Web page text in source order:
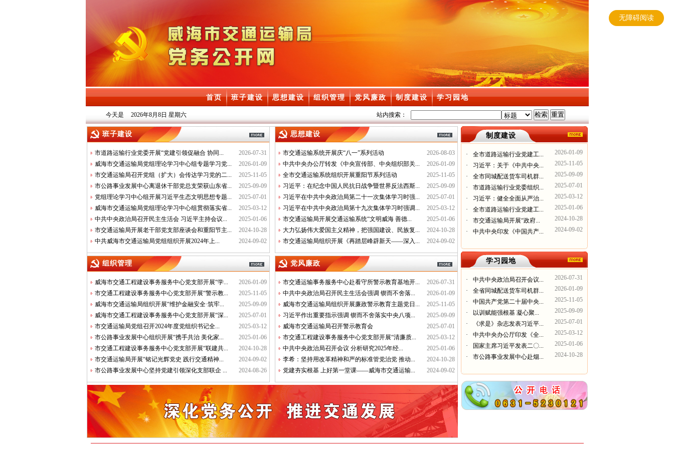
无障碍阅读
首页 班子建设 思想建设 组织管理 党风廉政 制度建设 学习园地
今天是 2026年8月8日 星期六 站内搜索：
班子建设
市道路运输行业党委开展“党建引领促融合 协同...
2026-07-31
威海市交通运输局党组理论学习中心组专题学习党...
2026-01-09
市交通运输局召开党组（扩大）会传达学习党的二...
2025-11-05
市公路事业发展中心离退休干部党总支荣获山东省...
2025-09-09
党组理论学习中心组开展习近平生态文明思想专题...
2025-07-01
威海市交通运输局党组理论学习中心组贯彻落实省...
2025-03-12
中共中央政治局召开民主生活会 习近平主持会议...
2025-01-06
市交通运输局开展老干部党支部座谈会和重阳节主...
2024-10-28
中共威海市交通运输局党组组织开展2024年上...
2024-09-02
组织管理
威海市交通工程建设事务服务中心党支部开展“学...
2026-01-09
市交通工程建设事务服务中心党支部开展“警示教...
2025-11-05
威海市交通运输局组织开展“维护金融安全·筑牢...
2025-09-09
威海市交通工程建设事务服务中心党支部开展“深...
2025-07-01
市交通运输局党组召开2024年度党组织书记全...
2025-03-12
市公路事业发展中心组织开展“携手共治 美化家...
2025-01-06
市交通工程建设事务服务中心党支部开展“联建共...
2024-10-28
市交通运输局开展“铭记光辉党史 践行交通精神...
2024-09-02
市公路事业发展中心坚持党建引领深化支部联企 ...
2024-08-26
思想建设
市交通运输系统开展庆“八一”系列活动
2026-08-03
中共中央办公厅转发《中央宣传部、中央组织部关...
2026-01-09
全市交通运输系统组织开展重阳节系列活动
2025-11-05
习近平：在纪念中国人民抗日战争暨世界反法西斯...
2025-09-09
习近平在中共中央政治局第二十一次集体学习时强...
2025-07-01
习近平在中共中央政治局第十九次集体学习时强调...
2025-03-12
市交通运输局开展交通运输系统“文明威海 善德...
2025-01-06
大力弘扬伟大爱国主义精神，把强国建设、民族复...
2024-10-28
市交通运输局组织开展《再踏层峰辟新天——深入...
2024-09-02
党风廉政
市交通运输事务服务中心赴看守所警示教育基地开...
2026-07-31
中共中央政治局召开民主生活会强调 锲而不舍落...
2026-01-09
威海市交通运输局组织开展廉政警示教育主题党日...
2025-11-05
习近平作出重要指示强调 锲而不舍落实中央八项...
2025-09-09
威海市交通运输局召开警示教育会
2025-07-01
市交通工程建设事务服务中心党支部开展“清廉质...
2025-03-12
中共中央政治局召开会议 分析研究2025年经...
2025-01-06
李希：坚持用改革精神和严的标准管党治党 推动...
2024-10-28
党建夯实根基 上好第一堂课——威海市交通运输...
2024-09-02
制度建设
· 全市道路运输行业党建工...
2026-01-09
·
习近平：关于《中共中央...
2025-11-05
·
全市同城配送货车司机群...
2025-09-09
·
市道路运输行业党委组织...
2025-07-01
·
习近平：健全全面从严治...
2025-03-12
·
全市道路运输行业党建工...
2025-01-06
·
市交通运输局开展“政府...
2024-10-28
·
中共中央印发《中国共产... 2024-09-02
学习园地
· 中共中央政治局召开会议...
2026-07-31
·
全省同城配送货车司机群...
2026-01-09
·
中国共产党第二十届中央...
2025-11-05
·
以训赋能强根基 凝心聚...
2025-09-09
·
《求是》杂志发表习近平...
2025-07-01
·
中共中央办公厅印发《全...
2025-03-12
·
国家主席习近平发表二〇...
2025-01-06
·
市公路事业发展中心赴烟... 2024-10-28